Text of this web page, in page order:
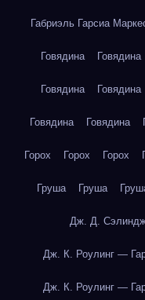
Габриэль Гарсиа
Говядина Говядина
Говядина Говядина
Говядина Говядина
Горох Горох Горох
Груша Груша
Дж. Д.
Дж. К. Роулинг —
Дж. К. Роулинг —